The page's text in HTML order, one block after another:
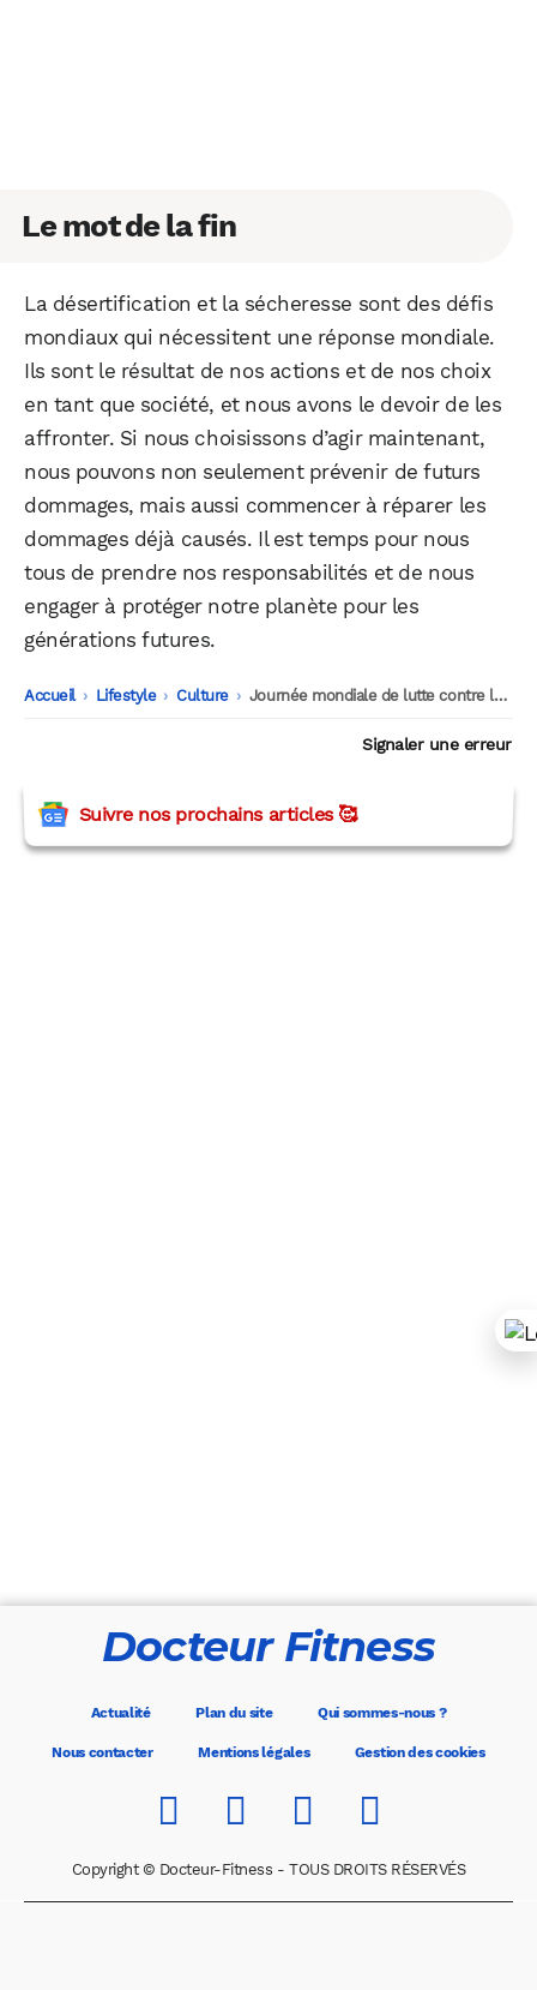
Le mot de la fin
La désertification et la sécheresse sont des défis
mondiaux qui nécessitent une réponse mondiale.
Ils sont le résultat de nos actions et de nos choix
en tant que société, et nous avons le devoir de les
affronter. Si nous choisissons d’agir maintenant,
nous pouvons non seulement prévenir de futurs
dommages, mais aussi commencer à réparer les
dommages déjà causés. Il est temps pour nous
tous de prendre nos responsabilités et de nous
engager à protéger notre planète pour les
générations futures.
Accueil -
Lifestyle -
Culture -
Journée mondiale de lutte contre la désertification et la sécheresse
Signaler une erreur
Suivre nos prochains articles 🥰
Docteur Fitness
Actualité Plan du site Qui sommes-nous ?
Nous contacter Mentions légales Gestion des cookies
Copyright © Docteur-Fitness - TOUS DROITS RÉSERVÉS